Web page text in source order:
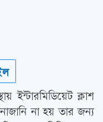
ইন্টারমিডিয়েট ক্লাশ
না হয় তার জন্য